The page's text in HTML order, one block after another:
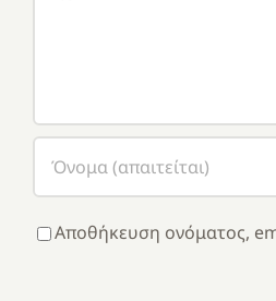
Αποθήκευση ονόματος,